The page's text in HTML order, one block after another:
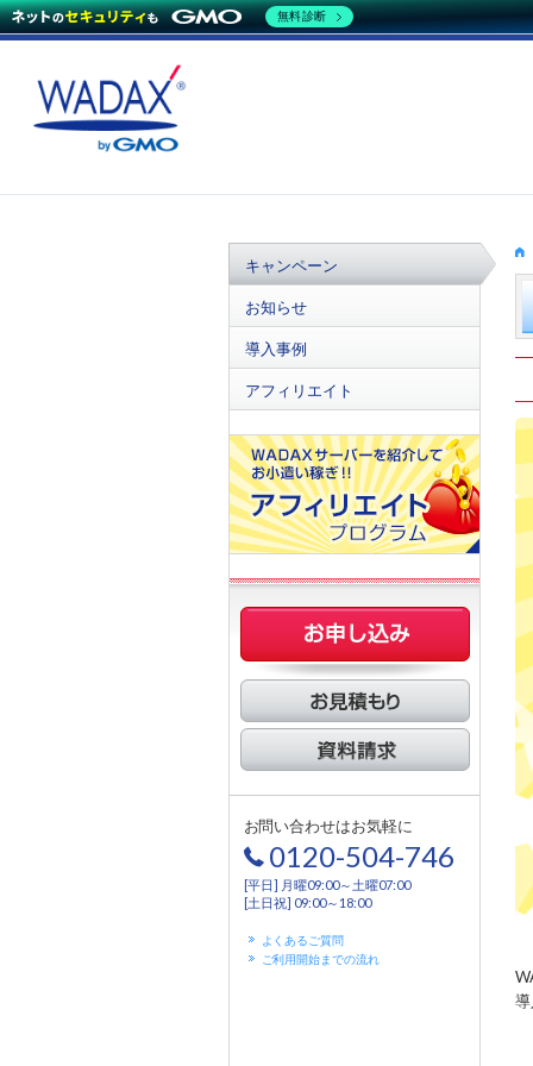
キャンペーン
お知らせ
導入事例
アフィリエイト
お問い合わせはお気軽に
0120-504-746
[平日] 月曜09:00～土曜07:00
[土日祝] 09:00～18:00
よくあるご質問
ご利用開始までの流れ
無料診断